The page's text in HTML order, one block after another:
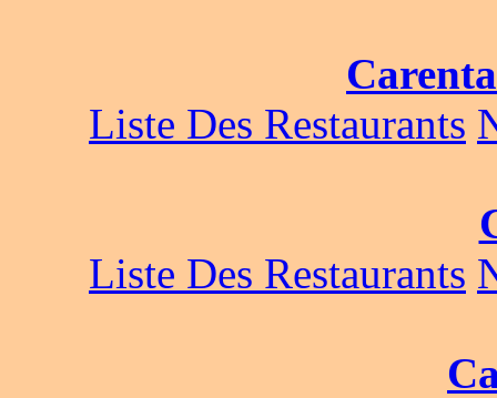
Liste Des Restaurants
Liste Des Restaurants